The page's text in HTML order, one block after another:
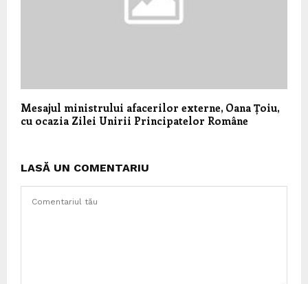
Mesajul ministrului afacerilor externe, Oana Țoiu,
cu ocazia Zilei Unirii Principatelor Române
LASĂ UN COMENTARIU